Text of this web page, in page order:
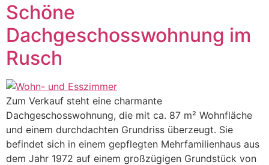
Schöne
Dachgeschosswohnung im
Rusch
Zum Verkauf steht eine charmante
Dachgeschosswohnung, die mit ca. 87 m² Wohnfläche
und einem durchdachten Grundriss überzeugt. Sie
befindet sich in einem gepflegten Mehrfamilienhaus aus
dem Jahr 1972 auf einem großzügigen Grundstück von